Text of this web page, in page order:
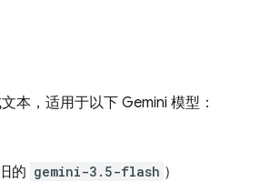
本，适用于以下 Gemini 模型：
的 gemini-3.5-flash ）